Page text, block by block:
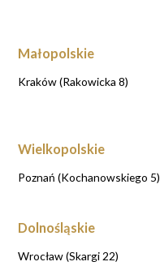
Małopolskie
Kraków (Rakowicka 8)
Wielkopolskie
Poznań (Kochanowskiego 5)
Dolnośląskie
Wrocław (Skargi 22)